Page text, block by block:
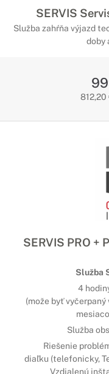
SERVIS
Služba zahŕňa výjazd
doby
812,20
SERVIS PRO +
Služba
4
(može byť
Služba
Riešenie
diaľku (telefonicky,
Vzdialenú